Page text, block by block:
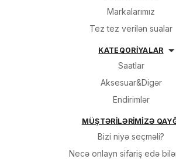
Markalarımız
Tez tez verilən sualar
KATEQORİYALAR
Saatlar
Aksesuar&Digər
Endirimlər
MÜŞTƏRİLƏRİMİZƏ
Bizi niyə seçməli?
Necə onlayn sifariş edə